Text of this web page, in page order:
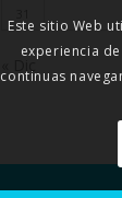
Este sitio Web
experiencia
continuas